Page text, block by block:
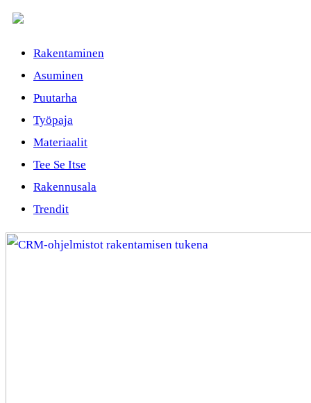
Rakentaminen
Asuminen
Puutarha
Työpaja
Materiaalit
Tee Se Itse
Rakennusala
Trendit